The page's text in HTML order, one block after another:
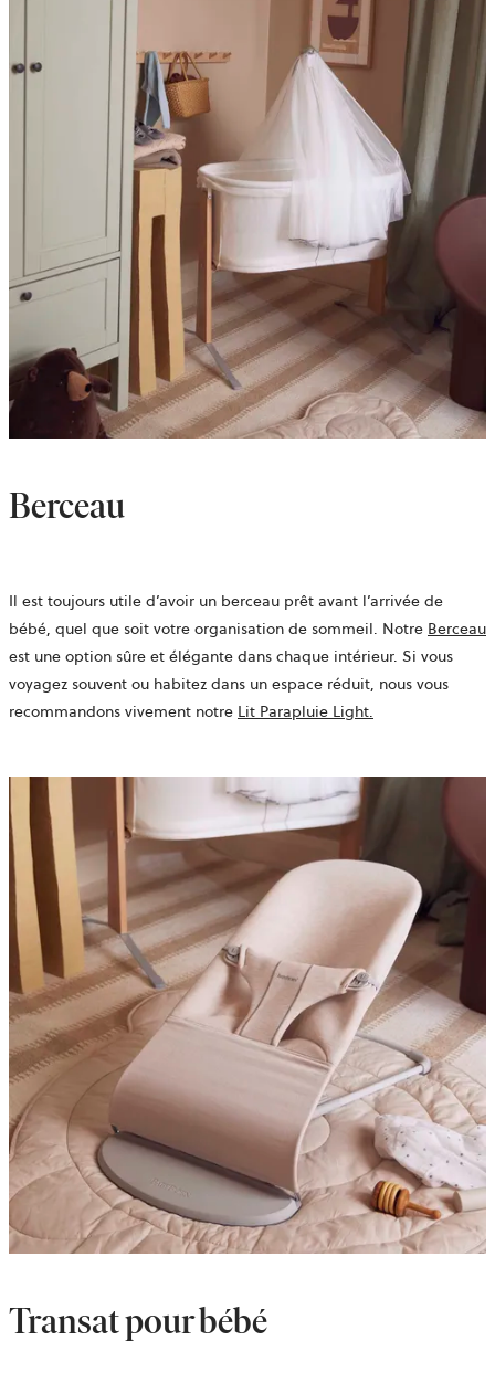
Berceau
Il est toujours utile d’avoir un berceau prêt avant l’arrivée de
bébé, quel que soit votre organisation de sommeil. Notre Berceau
est une option sûre et élégante dans chaque intérieur. Si vous
voyagez souvent ou habitez dans un espace réduit, nous vous
recommandons vivement notre Lit Parapluie Light.
Transat pour bébé